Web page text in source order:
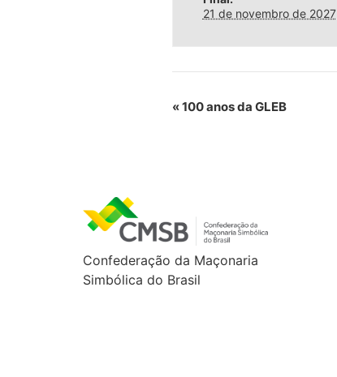
21 de novembro de 2027
«100 anos da GLEB
Confederação da Maçonaria
Simbólica do Brasil